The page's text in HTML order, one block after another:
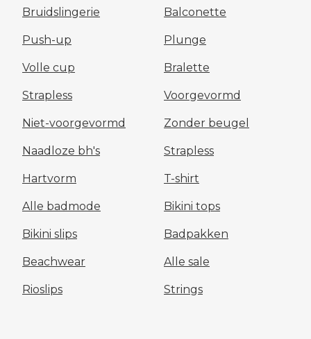
Bruidslingerie Balconette
Push-up Plunge
Volle cup Bralette
Strapless Voorgevormd
Niet-voorgevormd Zonder beugel
Naadloze bh's Strapless
Hartvorm T-shirt
Alle badmode Bikini tops
Bikini slips Badpakken
Beachwear Alle sale
Rioslips Strings